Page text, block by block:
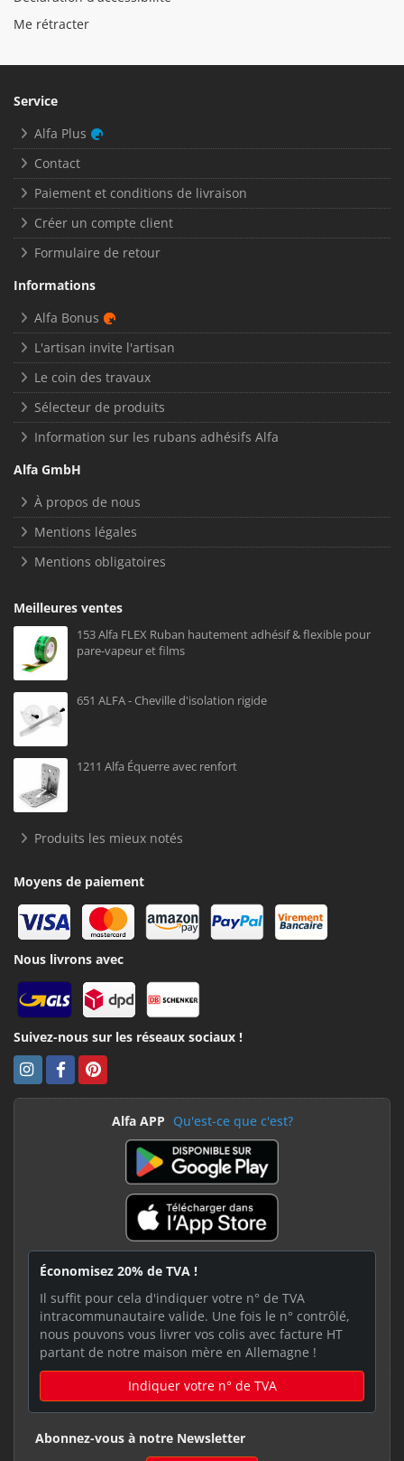
Me rétracter
Service
Alfa Plus
Contact
Paiement et conditions de livraison
Créer un compte client
Formulaire de retour
Informations
Alfa Bonus
L'artisan invite l'artisan
Le coin des travaux
Sélecteur de produits
Information sur les rubans adhésifs Alfa
Alfa GmbH
À propos de nous
Mentions légales
Mentions obligatoires
Meilleures ventes
153 Alfa FLEX Ruban hautement adhésif & flexible pour
pare-vapeur et films
651 ALFA - Cheville d'isolation rigide
1211 Alfa Équerre avec renfort
Produits les mieux notés
Moyens de paiement
Nous livrons avec
Suivez-nous sur les réseaux sociaux !
Alfa APP Qu'est-ce que c'est?
Économisez 20% de TVA !
Il suffit pour cela d'indiquer votre n° de TVA
intracommunautaire valide. Une fois le n° contrôlé,
nous pouvons vous livrer vos colis avec facture HT
partant de notre maison mère en Allemagne !
Indiquer votre n° de TVA
Abonnez-vous à notre Newsletter